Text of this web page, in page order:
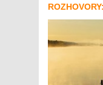
ROZHOVORY: